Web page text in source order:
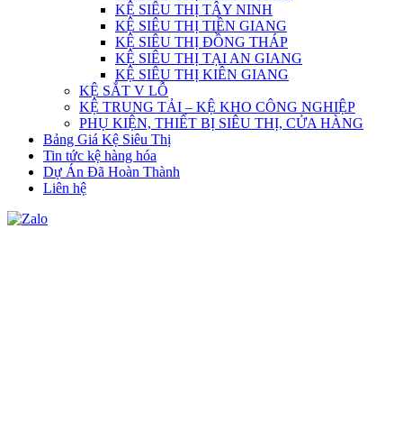
KỆ SIÊU THỊ TÂY NINH
KỆ SIÊU THỊ TIỀN GIANG
KỆ SIÊU THỊ ĐỒNG THÁP
KỆ SIÊU THỊ TẠI AN GIANG
KỆ SIÊU THỊ KIÊN GIANG
KỆ SẮT V LỖ
KỆ TRUNG TẢI – KỆ KHO CÔNG NGHIỆP
PHỤ KIỆN, THIẾT BỊ SIÊU THỊ, CỬA HÀNG
Bảng Giá Kệ Siêu Thị
Tin tức kệ hàng hóa
Dự Án Đã Hoàn Thành
Liên hệ